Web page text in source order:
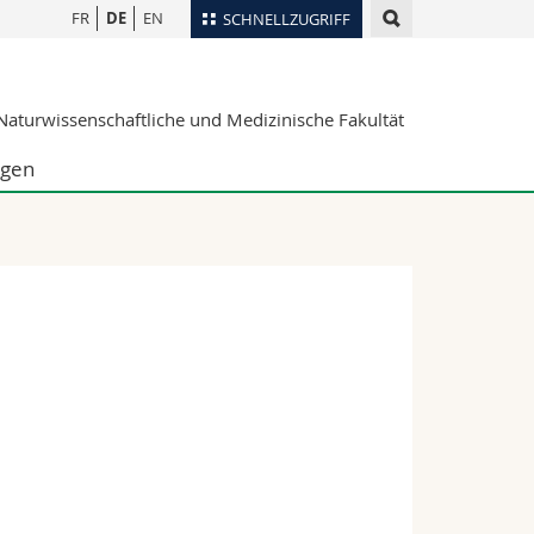
SCHNELLZUGRIFF
Ortsplan
Webmail
FR DE EN
und Medizinische Fakultät